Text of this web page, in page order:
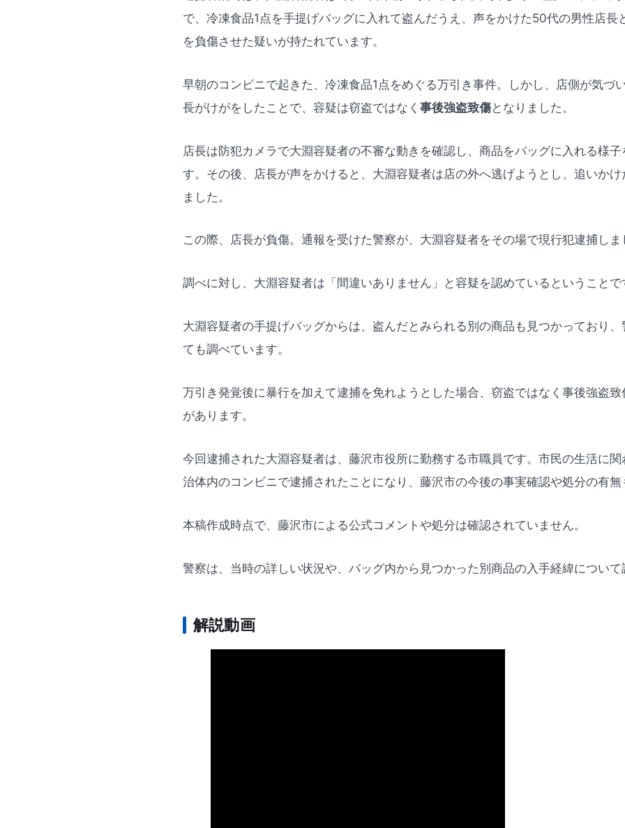
で、冷凍食品1点を手提げバッグに入れて盗んだうえ、声をかけた50代の男性店長
を負傷させた疑いが持たれています。
早朝のコンビニで起きた、冷凍食品1点をめぐる万引き事件。しかし、店側が気づ
長がけがをしたことで、容疑は窃盗ではなく 事後強盗致傷となりました。
店長は防犯カメラで大淵容疑者の不審な動きを確認し、商品をバッグに入れる様
す。その後、店長が声をかけると、大淵容疑者は店の外へ逃げようとし、追いかけ
ました。
この際、店長が負傷。通報を受けた警察が、大淵容疑者をその場で現行犯逮捕しま
調べに対し、大淵容疑者は「間違いありません」と容疑を認めているということで
大淵容疑者の手提げバッグからは、盗んだとみられる別の商品も見つかっており
ても調べています。
万引き発覚後に暴行を加えて逮捕を免れようとした場合、窃盗ではなく事後強盗
があります。
今回逮捕された大淵容疑者は、藤沢市役所に勤務する市職員です。市民の生活に
治体内のコンビニで逮捕されたことになり、藤沢市の今後の事実確認や処分の有無
本稿作成時点で、藤沢市による公式コメントや処分は確認されていません。
警察は、当時の詳しい状況や、バッグ内から見つかった別商品の入手経緯について
解説動画